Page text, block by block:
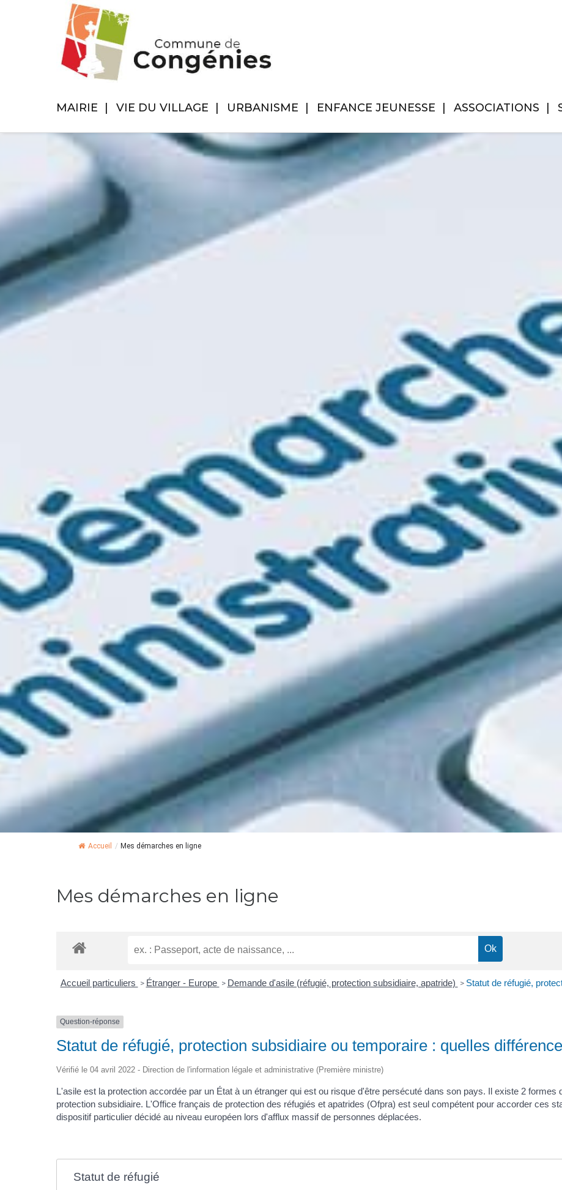
MAIRIE VIE DU VILLAGE URBANISME ENFANCE JEUNESSE ASSOCIATIONS
Accueil / Mes démarches en ligne
Mes démarches en ligne
Accueil particuliers > Étranger - Europe > Demande d'asile (réfugié, protection subsidiaire, apatride) > Statut de réfugié,
Question-réponse
Statut de réfugié, protection subsidiaire ou temporaire : quelles
Vérifié le 04 avril 2022 - Direction de l'information légale et administrative (Première ministre)
L'asile est la protection accordée par un État à un étranger qui est ou risque d'être persécuté dans son pays. Il existe 2 formes
protection subsidiaire. L'Office français de protection des réfugiés et apatrides (Ofpra) est seul compétent pour accorder ces
dispositif particulier décidé au niveau européen lors d'afflux massif de personnes déplacées.
Statut de réfugié